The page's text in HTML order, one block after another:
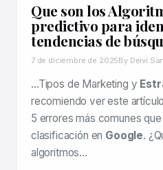
Que son los
predictivo para
tendencias de
7 de diciembre de 2025By Deivi
…Tipos de Marketing y
recomiendo ver este
5 errores más comunes
clasificación en Google.
algoritmos…